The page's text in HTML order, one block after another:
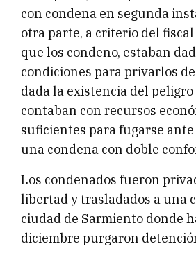
con condena en segunda
otra parte, a criterio del
que los condeno, estaban
condiciones para privarlos
dada la existencia del peligro
contaban con recursos
suficientes para fugarse
una condena con doble
Los condenados fueron
libertad y trasladados a una
ciudad de Sarmiento donde
diciembre purgaron